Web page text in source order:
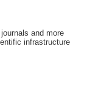
and more
infrastructure